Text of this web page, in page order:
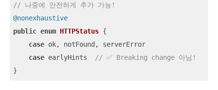
// 나중에 안전하게 추가 가능!
@nonexhaustive
public enum HTTPStatus {
case ok, notFound, serverError
case earlyHints
// ✅ Breaking change 아님!
}